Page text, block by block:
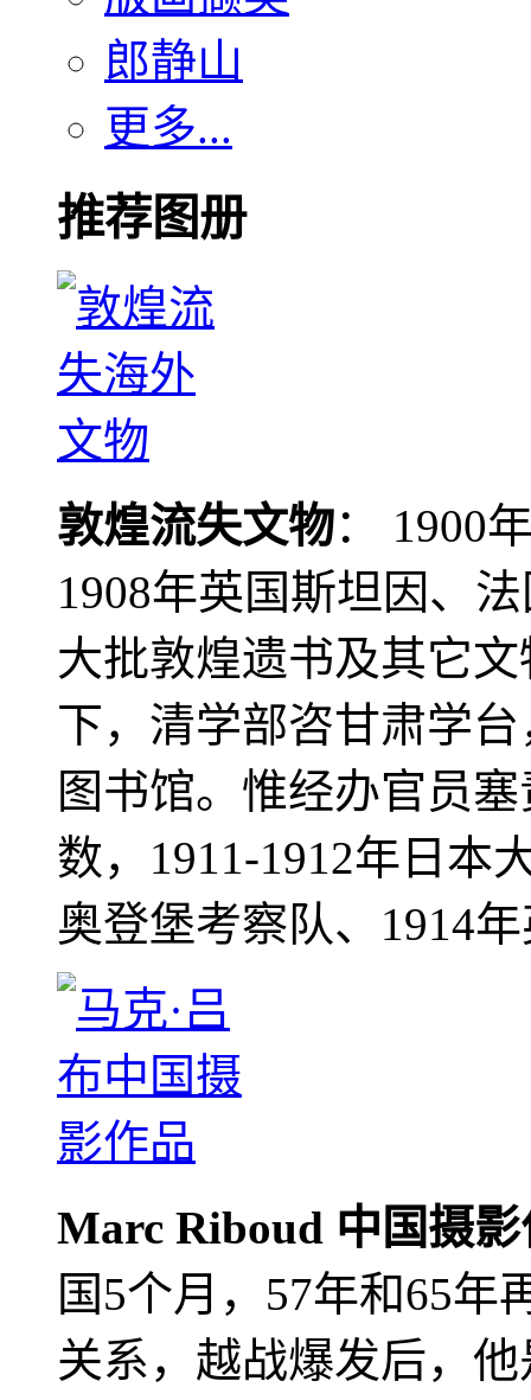
郎静山
更多...
推荐图册
敦煌流失文物： 1900
1908年英国斯坦因、
大批敦煌遗书及其它
下，清学部咨甘肃学
图书馆。惟经办官员
数，1911-1912年日本
奥登堡考察队、1914
Marc Riboud 中国摄
国5个月，57年和65年
关系，越战爆发后，